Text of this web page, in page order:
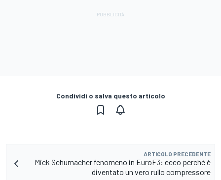
Condividi o salva questo articolo
ARTICOLO PRECEDENTE
Mick Schumacher fenomeno in EuroF3: ecco perchè è
diventato un vero rullo compressore